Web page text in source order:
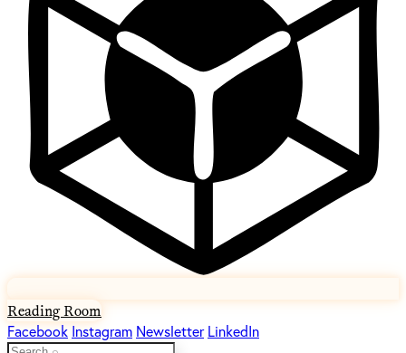
Reading Room
Facebook Instagram Newsletter LinkedIn